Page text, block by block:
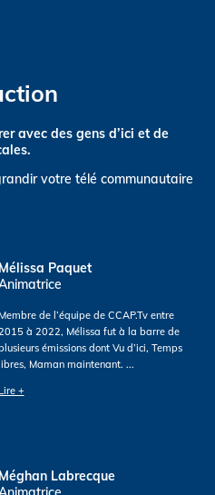
avec des gens d’ici et de
votre télé communautaire
Mélissa Paquet
Membre de l’équipe de CCAP.Tv entre
à 2022, Mélissa fut à la barre de
émissions dont Vu d’ici, Temps
Maman maintenant. ...
Lire +
Méghan Labrecque